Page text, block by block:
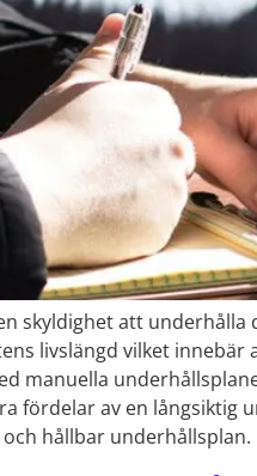
skyldighet att
livslängd vilket
manuella
fördelar av en
hållbar underhållsplan.